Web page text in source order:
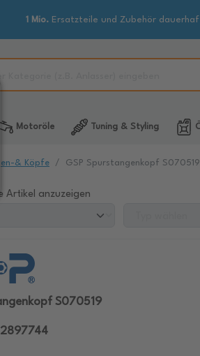
1 Mio.Ersatzteile und Zubehör
Motoröle Tuning & Styling
& Köpfe GSP Spurstangenkopf S070519
Artikel anzuzeigen
S070519